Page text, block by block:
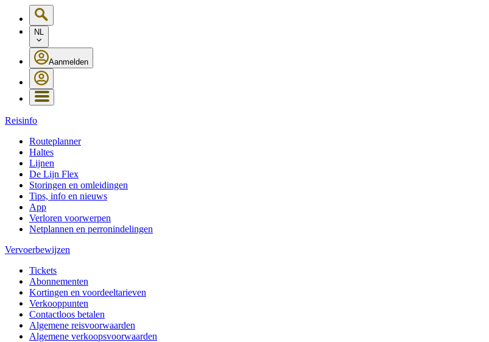
NL
Aanmelden
Reisinfo
Routeplanner
Haltes
Lijnen
De Lijn Flex
Storingen en omleidingen
Tips, info en nieuws
App
Verloren voorwerpen
Netplannen en perronindelingen
Vervoerbewijzen
Tickets
Abonnementen
Kortingen en voordeeltarieven
Verkooppunten
Contactloos betalen
Algemene reisvoorwaarden
Algemene verkoopsvoorwaarden